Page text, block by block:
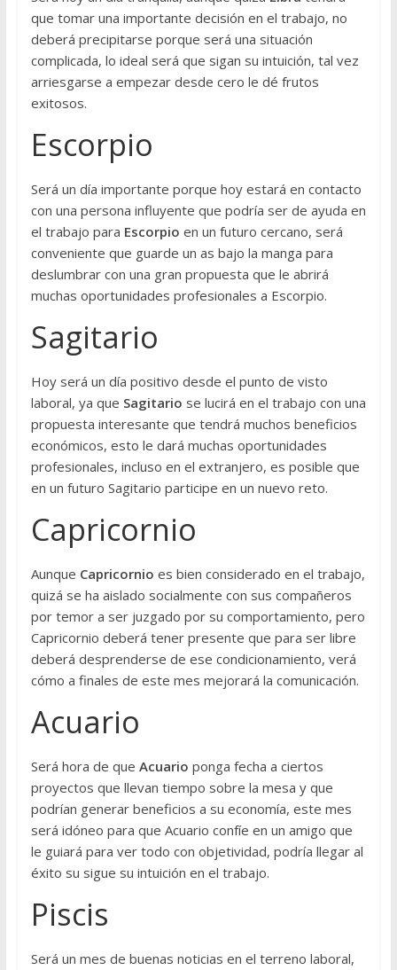
que tomar una importante decisión en el trabajo, no
deberá precipitarse porque será una situación
complicada, lo ideal será que sigan su intuición, tal vez
arriesgarse a empezar desde cero le dé frutos
exitosos.
Escorpio
Será un día importante porque hoy estará en contacto
con una persona influyente que podría ser de ayuda en
el trabajo para Escorpio en un futuro cercano, será
conveniente que guarde un as bajo la manga para
deslumbrar con una gran propuesta que le abrirá
muchas oportunidades profesionales a Escorpio.
Sagitario
Hoy será un día positivo desde el punto de visto
laboral, ya que Sagitario se lucirá en el trabajo con una
propuesta interesante que tendrá muchos beneficios
económicos, esto le dará muchas oportunidades
profesionales, incluso en el extranjero, es posible que
en un futuro Sagitario participe en un nuevo reto.
Capricornio
Aunque Capricornio es bien considerado en el trabajo,
quizá se ha aislado socialmente con sus compañeros
por temor a ser juzgado por su comportamiento, pero
Capricornio deberá tener presente que para ser libre
deberá desprenderse de ese condicionamiento, verá
cómo a finales de este mes mejorará la comunicación.
Acuario
Será hora de que Acuario ponga fecha a ciertos
proyectos que llevan tiempo sobre la mesa y que
podrían generar beneficios a su economía, este mes
será idóneo para que Acuario confíe en un amigo que
le guiará para ver todo con objetividad, podría llegar al
éxito su sigue su intuición en el trabajo.
Piscis
Será un mes de buenas noticias en el terreno laboral,